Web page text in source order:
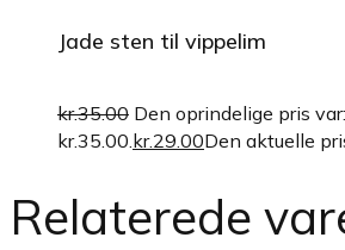
Jade sten til vippelim
kr.35.00 Den oprindelige pris var:
kr.35.00. kr.29.00Den aktuelle
Relaterede